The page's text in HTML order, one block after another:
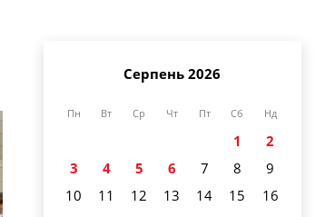
Серпень 2026
Пн Вт Ср Чт Пт Сб Нд
1
2
3
4 5 6 7 8
9
10
11 12 13 14 15
16